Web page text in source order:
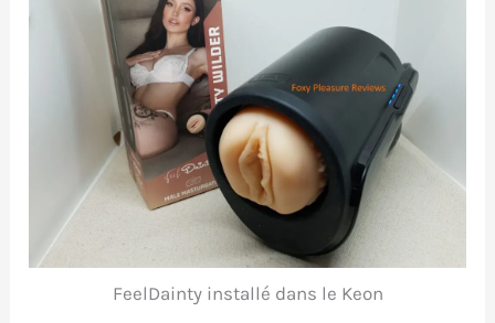
FeelDainty installé dans le Keon